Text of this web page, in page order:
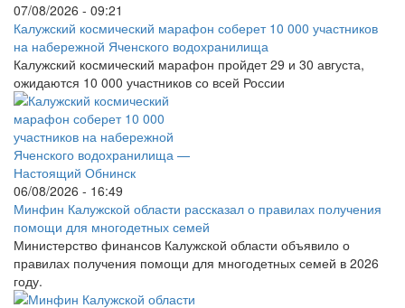
07/08/2026 - 09:21
Калужский космический марафон соберет 10 000 участников
на набережной Яченского водохранилища
Калужский космический марафон пройдет 29 и 30 августа,
ожидаются 10 000 участников со всей России
06/08/2026 - 16:49
Минфин Калужской области рассказал о правилах получения
помощи для многодетных семей
Министерство финансов Калужской области объявило о
правилах получения помощи для многодетных семей в 2026
году.